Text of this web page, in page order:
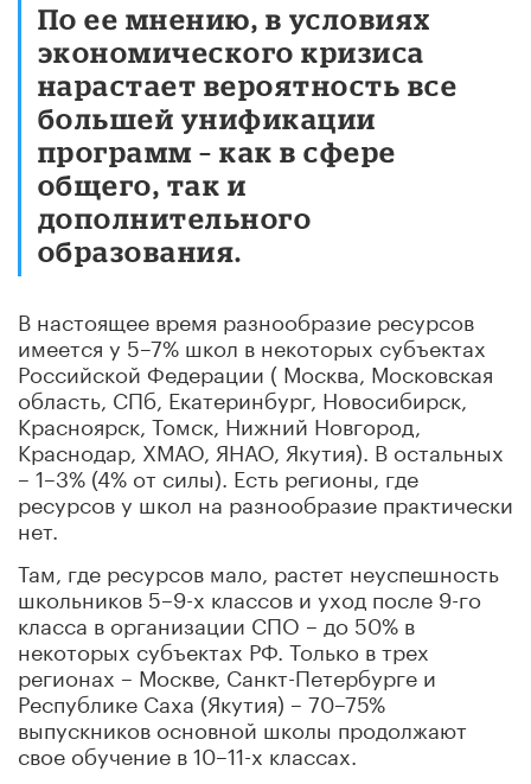
По ее мнению, в условиях
экономического кризиса
нарастает вероятность все
большей унификации
программ – как в сфере
общего, так и
дополнительного
образования.
В настоящее время разнообразие ресурсов
имеется у 5–7% школ в некоторых субъектах
Российской Федерации ( Москва, Московская
область, СПб, Екатеринбург, Новосибирск,
Красноярск, Томск, Нижний Новгород,
Краснодар, ХМАО, ЯНАО, Якутия). В остальных
– 1–3% (4% от силы). Есть регионы, где
ресурсов у школ на разнообразие практически
нет.
Там, где ресурсов мало, растет неуспешность
школьников 5–9-х классов и уход после 9-го
класса в организации СПО – до 50% в
некоторых субъектах РФ. Только в трех
регионах – Москве, Санкт-Петербурге и
Республике Саха (Якутия) – 70–75%
выпускников основной школы продолжают
свое обучение в 10–11-х классах.